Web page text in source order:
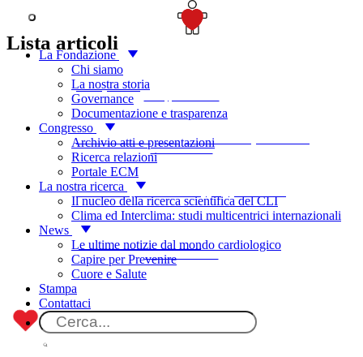
La Fondazione
Chi siamo
La nostra storia
Governance
Documentazione e trasparenza
Congresso
Archivio atti e presentazioni
Ricerca relazioni
Portale ECM
La nostra ricerca
Il nucleo della ricerca scientifica del CLI
Clima ed Interclima: studi multicentrici internazionali
News
Le ultime notizie dal mondo cardiologico
Capire per Prevenire
Cuore e Salute
Stampa
Contattaci
Lista articoli
Il lato oscuro del bodybuilding
27 MAY 2025
Esercizio fisico nella cardiomiopatia ipertrofica: non più un tabù!!
di Vittoria Rizzello
11 FEBRUARY
2025
Cuore d’atleta o cardiomiopatia? Il T1 mapping può aiutarci
di Camilla Cavallaro
04 MARCH 2023
Giocare a golf può aiutare nell’età adulta?
di Antonella Labellarte
Metti il cuore dove conta.